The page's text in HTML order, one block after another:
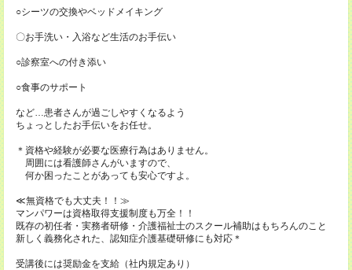
○シーツの交換やベッドメイキング
〇お手洗い・入浴など生活のお手伝い
○診察室への付き添い
○食事のサポート
など…患者さんが過ごしやすくなるよう
ちょっとしたお手伝いをお任せ。
＊資格や経験が必要な医療行為はありません。
周囲には看護師さんがいますので、
何か困ったことがあっても安心ですよ。
≪無資格でも大丈夫！！≫
マンパワーは資格取得支援制度も万全！！
既存の初任者・実務者研修・介護福祉士のスクール補助はもちろんのこと
新しく義務化された、認知症介護基礎研修にも対応＊
受講後には奨励金を支給（社内規定あり）